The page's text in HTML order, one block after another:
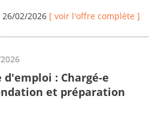
02/2026 [ voir l'offre complète ]
d'emploi : Chargé-e
et préparation